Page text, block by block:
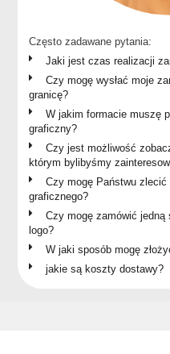
Często zadawane pytania:
Jaki jest czas realizacji
Czy mogę wysłać moje
granicę?
W jakim formacie muszę
graficzny?
Czy jest możliwość
którym bylibyśmy
Czy mogę Państwu
graficznego?
Czy mogę zamówić
logo?
W jaki sposób mogę
jakie są koszty dostawy?